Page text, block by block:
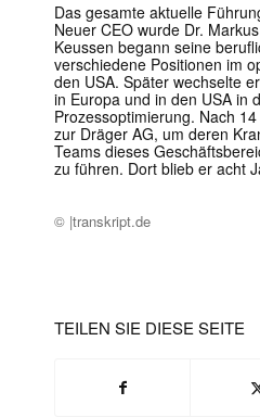
Das gesamte aktuelle
Neuer CEO wurde Dr.
Keussen begann seine
verschiedene Positionen im
den USA. Später wechselte
in Europa und in den USA in
Prozessoptimierung. Nach
zur Dräger AG, um deren
Teams dieses
zu führen. Dort blieb er acht
© |transkript.de
TEILEN SIE DIESE SEITE